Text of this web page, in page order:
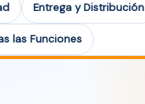
Entrega y Distribución
las Funciones